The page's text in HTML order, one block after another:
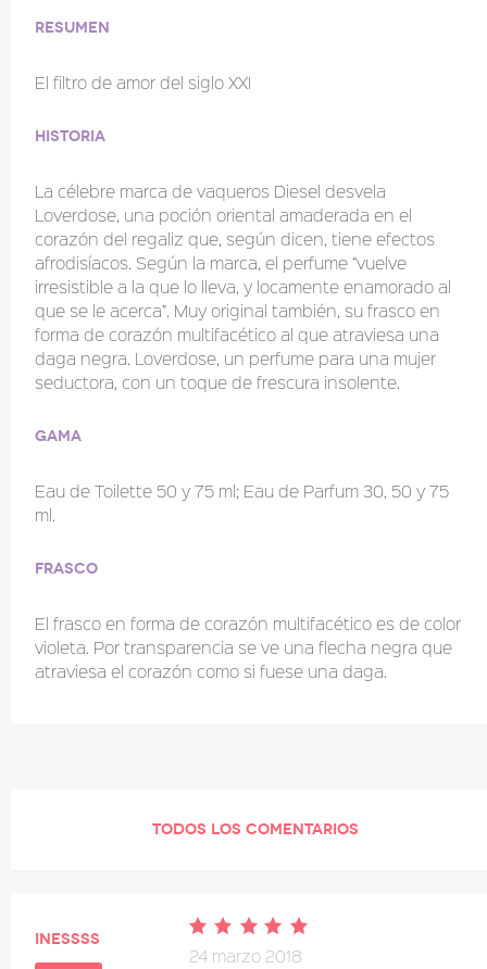
Resumen
El filtro de amor del siglo XXI
Historia
La célebre marca de vaqueros Diesel desvela
Loverdose, una poción oriental amaderada en el
corazón del regaliz que, según dicen, tiene efectos
afrodisíacos. Según la marca, el perfume “vuelve
irresistible a la que lo lleva, y locamente enamorado al
que se le acerca”. Muy original también, su frasco en
forma de corazón multifacético al que atraviesa una
daga negra. Loverdose, un perfume para una mujer
seductora, con un toque de frescura insolente.
Gama
Eau de Toilette 50 y 75 ml; Eau de Parfum 30, 50 y 75
ml.
Frasco
El frasco en forma de corazón multifacético es de color
violeta. Por transparencia se ve una flecha negra que
atraviesa el corazón como si fuese una daga.
TODOS LOS COMENTARIOS
inessss
24 marzo 2018